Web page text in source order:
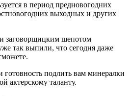
в период предновогодних
выходных и других
заговорщицким шепотом
так выпили, что сегодня даже
готовность подлить вам минералки
актерскому таланту.